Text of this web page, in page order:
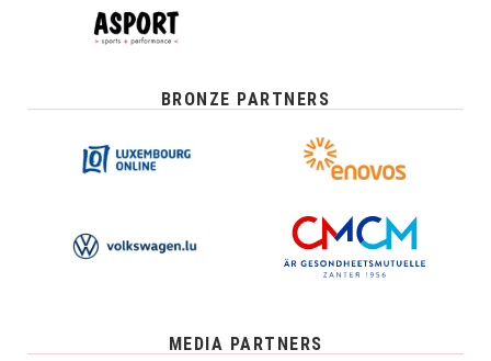
BRONZE PARTNERS
MEDIA PARTNERS